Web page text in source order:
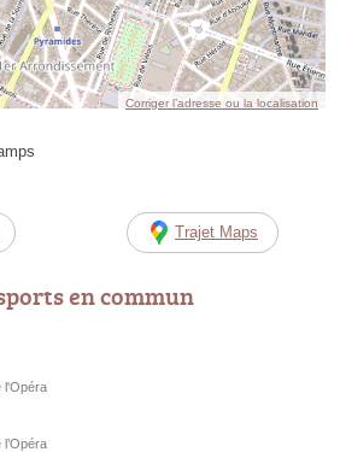
Corriger l’adresse ou la localisation
Trajet Maps
en commun
l'Opéra